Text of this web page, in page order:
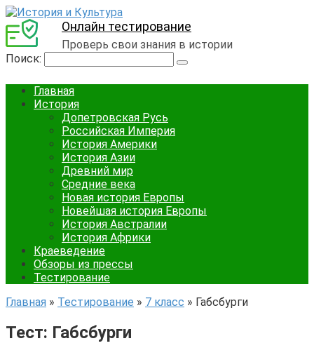
Онлайн тестирование
Проверь свои знания в истории
Поиск:
Главная
История
Допетровская Русь
Российская Империя
История Америки
История Азии
Древний мир
Средние века
Новая история Европы
Новейшая история Европы
История Австралии
История Африки
Краеведение
Обзоры из прессы
Тестирование
Главная » Тестирование » 7 класс » Габсбурги
Тест: Габсбурги